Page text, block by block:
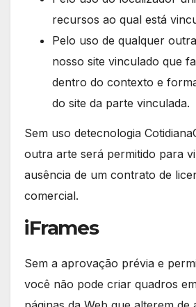
recursos ao qual está
Pelo uso de qualquer
nosso site vinculado que
dentro do contexto e
do site da parte vinculada.
Sem uso detecnologia
outra arte será permitido para
ausência de um contrato de
comercial.
iFrames
Sem a aprovação prévia e
você não pode criar quadros